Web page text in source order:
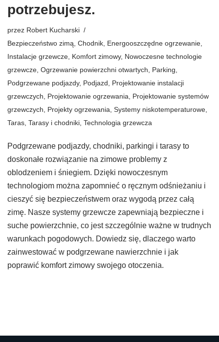
potrzebujesz.
przez Robert Kucharski
Bezpieczeństwo zimą Chodnik Energooszczędne ogrzewanie
Instalacje grzewcze Komfort zimowy, Nowoczesne technologie
grzewcze Ogrzewanie powierzchni otwartych Parking
Podgrzewane podjazdy, Podjazd
Projektowanie instalacji
grzewczych
Projektowanie ogrzewania
Projektowanie systemów
grzewczych
Projekty ogrzewania Systemy niskotemperaturowe
Taras Tarasy i chodniki Technologia grzewcza
Podgrzewane podjazdy, chodniki, parkingi i tarasy to
doskonałe rozwiązanie na zimowe problemy z
oblodzeniem i śniegiem. Dzięki nowoczesnym
technologiom można zapomnieć o ręcznym odśnieżaniu i
cieszyć się bezpieczeństwem oraz wygodą przez całą
zimę. Nasze systemy grzewcze zapewniają bezpieczne i
suche powierzchnie, co jest szczególnie ważne w trudnych
warunkach pogodowych. Dowiedz się, dlaczego warto
zainwestować w podgrzewane nawierzchnie i jak
poprawić komfort zimowy swojego otoczenia.